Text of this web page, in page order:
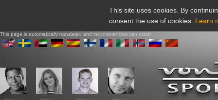
This site uses cookies. By
consent the use of cookies. Learn
This page is automatically translated and inconsistencies can occur